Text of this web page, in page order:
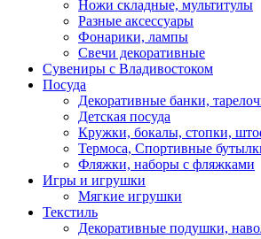
Ножи складные, мультитулы
Разные аксессуары
Фонарики, лампы
Свечи декоративные
Сувениры с Владивостоком
Посуда
Декоративные банки,
Детская посуда
Кружки, бокалы, стопки,
Термоса, Спортивные
Фляжки, наборы с фляжками
Игры и игрушки
Мягкие игрушки
Текстиль
Декоративные подушки,